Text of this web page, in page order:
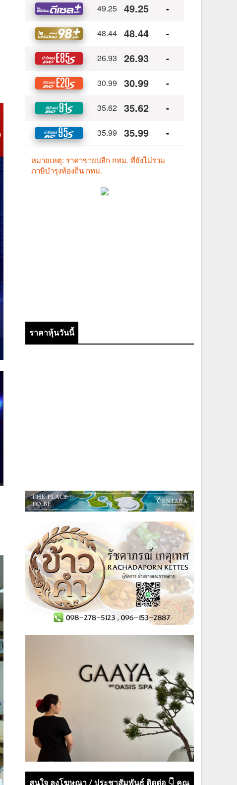
ราคาหุ้นวันนี้
สนใจ ลงโฆษณา / ประชาสัมพันธ์ ติดต่อ 👇 คุณ